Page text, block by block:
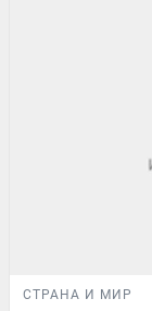
СТРАНА И МИР